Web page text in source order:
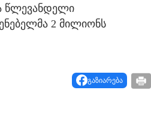
წლევანდელი
2 მილიონს
გაზიარება